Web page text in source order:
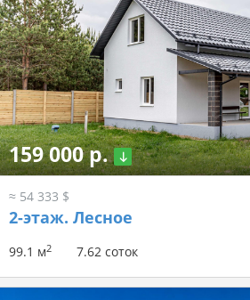
159 000 р.
≈ 54 333 $
2-этаж. Лесное
99.1 м2 7.62 соток